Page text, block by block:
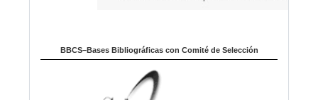
BBCS–Bases Bibliográficas con Comité de Selección